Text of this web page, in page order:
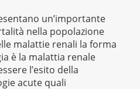
un’importante
nella popolazione
malattie renali la forma
è la malattia renale
l’esito della
acute quali